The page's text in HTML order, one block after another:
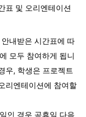
표 및 오리엔테이션
내받은 시간표에 따
모두 참여하게 됩니
우, 학생은 프로젝트
리엔테이션에 참여할
인 경우 공휴일 다음